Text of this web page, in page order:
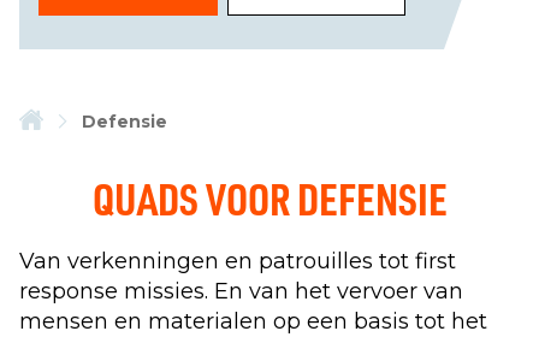
Defensie
QUADS VOOR DEFENSIE
Van verkenningen en patrouilles tot first
response missies. En van het vervoer van
mensen en materialen op een basis tot het